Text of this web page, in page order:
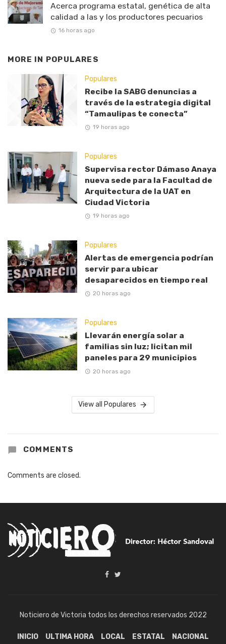
Acerca programa estatal, genética de alta
calidad a las y los productores pecuarios
16 horas ago
MORE IN POPULARES
Populares
Recibe la SABG denuncias a
través de la estrategia digital
“Tamaulipas te conecta”
19 horas ago
Populares
Supervisa rector Dámaso Anaya
nueva sede para la Facultad de
Arquitectura de la UAT en
Ciudad Victoria
19 horas ago
Populares
Alertas de emergencia podrían
servir para ubicar
desaparecidos en tiempo real
20 horas ago
Populares
Llevarán energía solar a
familias sin luz; licitan mil
paneles para 29 municipios
20 horas ago
View all Populares
COMMENTS
Comments are closed.
Noticiero de Victoria todos los derechos reservados 2022
INICIO ULTIMA HORA LOCAL ESTATAL NACIONAL